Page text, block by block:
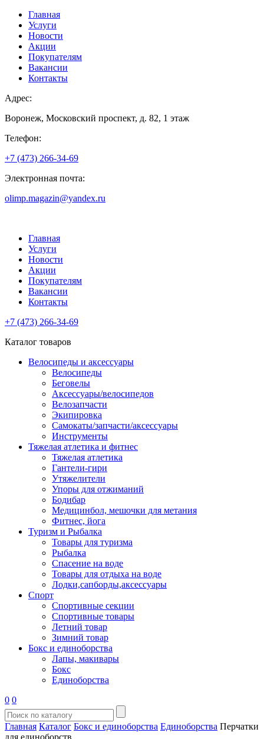
Главная
Услуги
Новости
Акции
Покупателям
Вакансии
Контакты
Адрес:
Воронеж, Московский проспект, д. 82, 1 этаж
Телефон:
+7 (473) 266-34-69
Электронная почта:
olimp.magazin@yandex.ru
Главная
Услуги
Новости
Акции
Покупателям
Вакансии
Контакты
+7 (473) 266-34-69
Каталог товаров
Велосипеды и аксессуары
Велосипеды
Беговелы
Аксессуары/велосипедов
Велозапчасти
Экипировка
Самокаты/запчасти/аксессуары
Инструменты
Тяжелая атлетика и фитнес
Тяжелая атлетика
Гантели-гири
Утяжелители
Упоры для отжиманий
Бодибар
Медицинбол, мешочки для метания
Фитнес, йога
Туризм и Рыбалка
Товары для туризма
Рыбалка
Спасение на воде
Товары для отдыха на воде
Лодки,сапборды,аксессуары
Спорт
Спортивные секции
Спортивные товары
Летний товар
Зимний товар
Бокс и единоборства
Лапы, макивары
Бокс
Единоборства
0 0
Главная Каталог Бокс и единоборства Единоборства Перчатки
для единоборств